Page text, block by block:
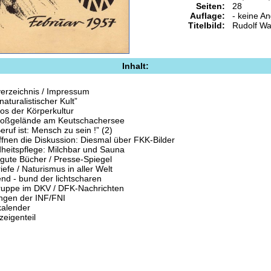
Seiten:
Auflage:
Titelbild:
28
- keine
Rudolf
Inhalt:
/ Impressum
Kult”
der Körperkultur
am Keutschachersee
ist: Mensch zu sein !” (2)
die Diskussion: Diesmal über FKK-Bilder
Milchbar und Sauna
Bücher / Presse-Spiegel
/ Naturismus in aller Welt
- bund der lichtscharen
im DKV / DFK-Nachrichten
der INF/FNI